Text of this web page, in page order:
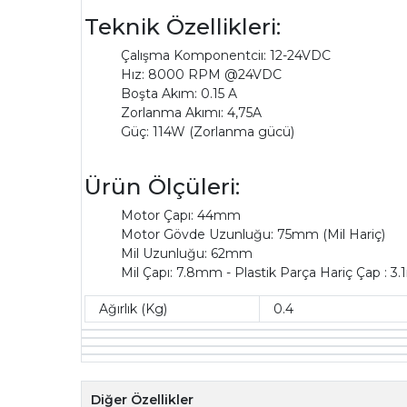
Teknik Özellikleri:
Çalışma Komponentciı: 12-24VDC
Hız: 8000 RPM @24VDC
Boşta Akım: 0.15 A
Zorlanma Akımı: 4,75A
Güç: 114W (Zorlanma gücü)
Ürün Ölçüleri:
Motor Çapı: 44mm
Motor Gövde Uzunluğu: 75mm (Mil Hariç)
Mil Uzunluğu: 62mm
Mil Çapı: 7.8mm - Plastik Parça Hariç Çap :
Ağırlık (Kg) 0.4
Diğer Özellikler